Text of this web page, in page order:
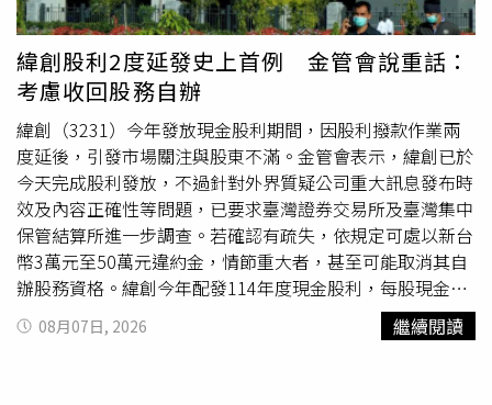
緯創股利2度延發史上首例 金管會說重話：
考慮收回股務自辦
緯創（3231）今年發放現金股利期間，因股利撥款作業兩
度延後，引發市場關注與股東不滿。金管會表示，緯創已於
今天完成股利發放，不過針對外界質疑公司重大訊息發布時
效及內容正確性等問題，已要求臺灣證券交易所及臺灣集中
保管結算所進一步調查。若確認有疏失，依規定可處以新台
幣3萬元至50萬元違約金，情節重大者，甚至可能取消其自
辦股務資格。緯創今年配發114年度現金股利，每股現金股
利調整為5.50062263元，總發放金額約174.92億元。公司
原訂於7月31日發放現金股利，但因股務作業系統發生異
08月07日, 2026 繼續閱讀